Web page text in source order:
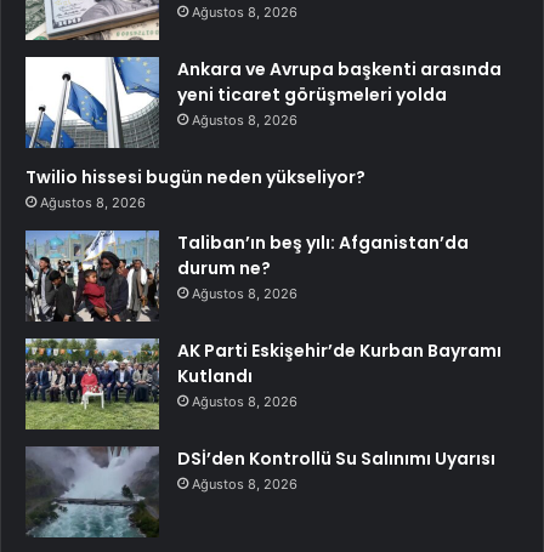
Ağustos 8, 2026
Ankara ve Avrupa başkenti arasında
yeni ticaret görüşmeleri yolda
Ağustos 8, 2026
Twilio hissesi bugün neden yükseliyor?
Ağustos 8, 2026
Taliban’ın beş yılı: Afganistan’da
durum ne?
Ağustos 8, 2026
AK Parti Eskişehir’de Kurban Bayramı
Kutlandı
Ağustos 8, 2026
DSİ’den Kontrollü Su Salınımı Uyarısı
Ağustos 8, 2026